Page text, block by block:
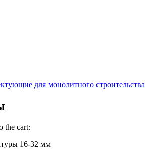
для монолитного строительства
the cart:
16-32 мм